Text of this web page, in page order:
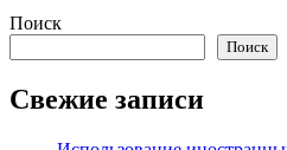
Поиск
Поиск
Свежие записи